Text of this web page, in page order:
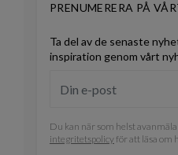
PRENUMERERA PÅ
Ta del av de senaste
inspiration genom vårt
Du kan när som helst
integritetspolicyför att läsa om